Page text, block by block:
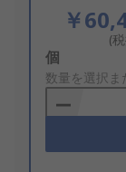
￥
(
Add
to
Basket
個
数量を選択ま